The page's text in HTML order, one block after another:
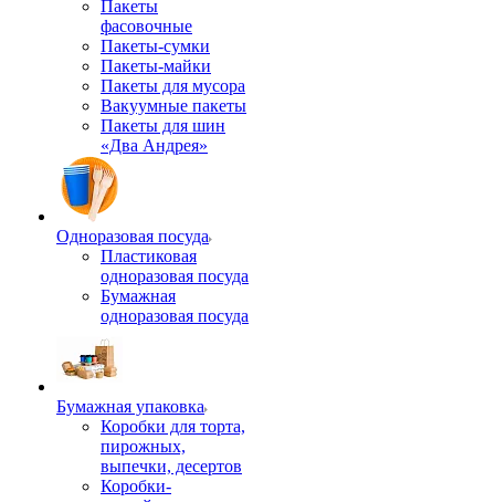
Пакеты
фасовочные
Пакеты-сумки
Пакеты-майки
Пакеты для мусора
Вакуумные пакеты
Пакеты для шин
«Два Андрея»
Одноразовая посуда
Пластиковая
одноразовая посуда
Бумажная
одноразовая посуда
Бумажная упаковка
Коробки для торта,
пирожных,
выпечки, десертов
Коробки-